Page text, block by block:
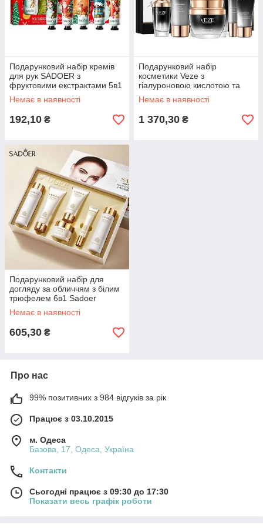
Подарунковий набір кремів
для рук SADOER з
фруктовими екстрактами 5в1
Немає в наявності
192,10 ₴
Подарунковий набір
косметики Veze з
гіалуроновою кислотою та
екстрактом чорного
трюфеля, 7в1
Немає в наявності
1 370,30 ₴
Подарунковий набір для
догляду за обличчям з білим
трюфелем 6в1 Sadoer
Немає в наявності
605,30 ₴
Про нас
99% позитивних з 984 відгуків за рік
Працює з 03.10.2015
м. Одеса
Базова, 17, Одеса, Україна
Контакти
Сьогодні працює з 09:30 до 17:30
Показати весь графік роботи